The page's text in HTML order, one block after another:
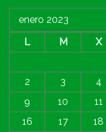
enero 2023
L
M X
2
3 4
9
10 11
16
17 18